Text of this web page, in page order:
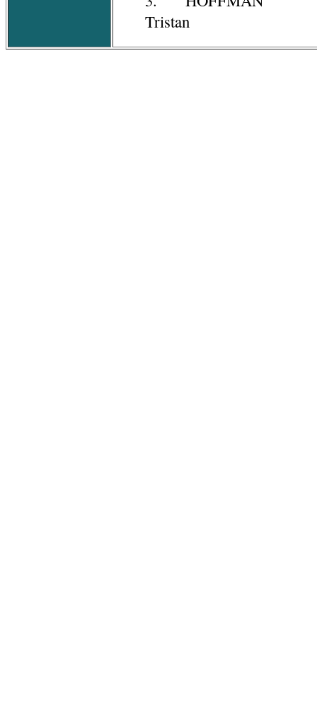
Tristan